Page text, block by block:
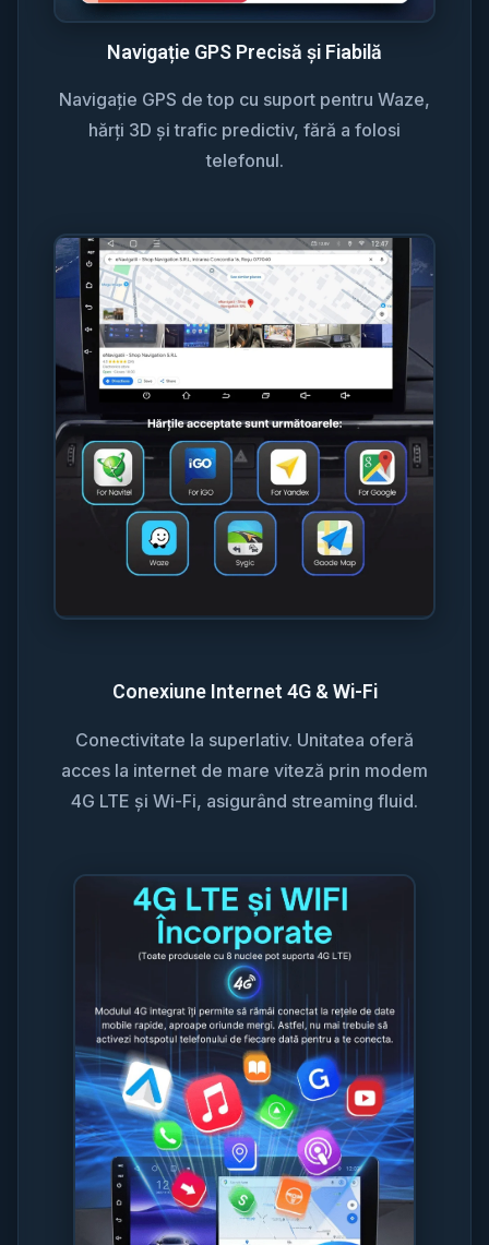
Navigație GPS Precisă și Fiabilă
Navigație GPS de top cu suport pentru Waze,
hărți 3D și trafic predictiv, fără a folosi
telefonul.
Conexiune Internet 4G & Wi-Fi
Conectivitate la superlativ. Unitatea oferă
acces la internet de mare viteză prin modem
4G LTE și Wi-Fi, asigurând streaming fluid.